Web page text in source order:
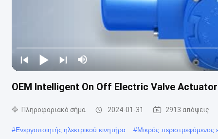
OEM Intelligent On Off Electric Valve
Πληροφοριακό σήμα 2024-01-31 2913 απόψεις
#Ενεργοποιητής ηλεκτρικού κινητήρα #Μικρός περιστρεφόμενος